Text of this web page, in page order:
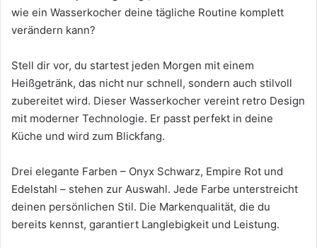
wie ein Wasserkocher deine tägliche Routine komplett
verändern kann?
Stell dir vor, du startest jeden Morgen mit einem
Heißgetränk, das nicht nur schnell, sondern auch stilvoll
zubereitet wird. Dieser Wasserkocher vereint retro Design
mit moderner Technologie. Er passt perfekt in deine
Küche und wird zum Blickfang.
Drei elegante Farben – Onyx Schwarz, Empire Rot und
Edelstahl – stehen zur Auswahl. Jede Farbe unterstreicht
deinen persönlichen Stil. Die Markenqualität, die du
bereits kennst, garantiert Langlebigkeit und Leistung.